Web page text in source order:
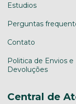
Estudios
Perguntas
Contato
Politica de Envios e
Devoluções
Central de